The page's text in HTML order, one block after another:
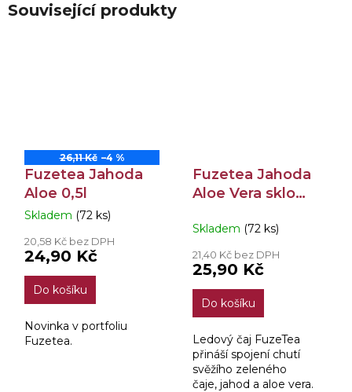
Související produkty
26,11 Kč –4 %
Fuzetea Jahoda
Aloe 0,5l
Průměrné
produktu
je
1,0
5
hvězdiček.
Skladem (72 ks)
20,58 Kč bez DPH
24,90 Kč
Do košíku
Novinka v portfoliu
Fuzetea.
Fuzetea Jahoda
Aloe Vera sklo
Skladem (72 ks)
21,40 Kč bez DPH
25,90 Kč
Do košíku
Ledový čaj FuzeTea
přináší spojení chutí
svěžího zeleného
čaje, jahod a aloe vera.